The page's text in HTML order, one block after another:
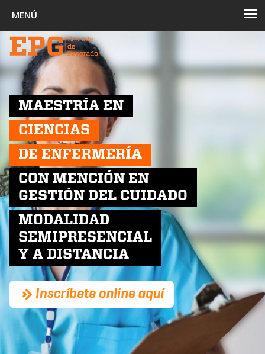
MAESTRÍA EN
CIENCIAS
DE ENFERMERÍA
CON MENCIÓN EN
GESTIÓN DEL CUIDADO
MODALIDAD
SEMIPRESENCIAL
Y A DISTANCIA